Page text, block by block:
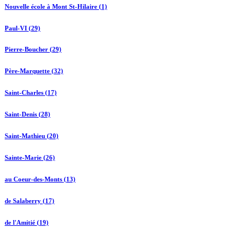
Nouvelle école à Mont St-Hilaire (1)
Paul-VI (29)
Pierre-Boucher (29)
Père-Marquette (32)
Saint-Charles (17)
Saint-Denis (28)
Saint-Mathieu (20)
Sainte-Marie (26)
au Coeur-des-Monts (13)
de Salaberry (17)
de l'Amitié (19)